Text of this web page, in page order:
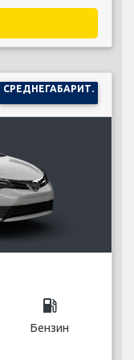
СРЕДНЕГАБАРИТ.
local_gas_station
Бензин